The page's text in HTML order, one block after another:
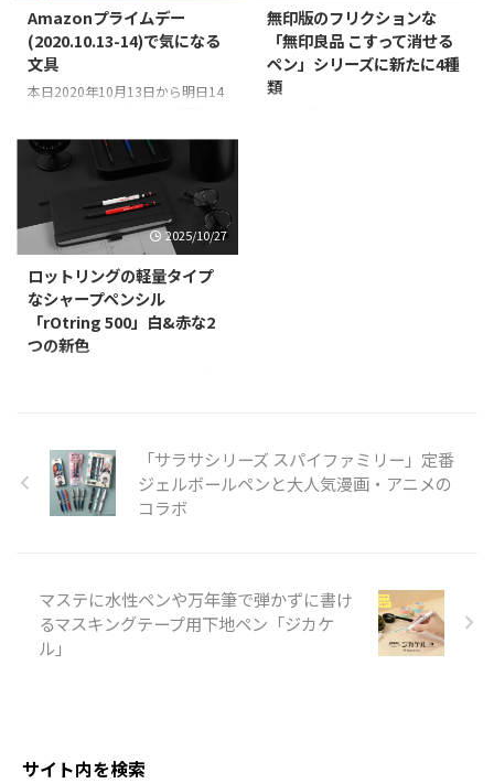
円））を2022年11月15日（火）
より数量限定で発売するというこ
とでご紹介。 『KeseLamé』は、
摩擦熱で筆跡を消去する「フリク
ション」シリーズで培った「消す
顔料インキの技術を組み合わせた
消せるラメボールペンです。ペン
後部の消去用ラバーで擦ることで
インキのベース色 ...
メックス)』が2019年9月27日よ
り発売されるということでご紹
介。 リンク LIMEX(ライメックス)
とは？ 軸の形状が懐かしのBOXY
ボールペンと酷似 リンク 昭和な
Amazonプライムデー
(2020.10.13-14)で気になる
文具
本日2020年10月13日から明日14
のプライム会員向けなセールであ
るAmazonプライムデー。 いつ
もAmazonのセールでは気になる
アイテムとして文具やメカ系等
色々なジャンルを紹介しておりま
すが、今回のエントリでは文具オ
ンリーのほぼペンで行きます！
タイムセールは数量限定なのでス
タート時間を載せて紹介、Prime
Dayセールは2日間の期間中ずっ
とセールな商品です。 タイムセ
無印版のフリクションな
「無印良品 こすって消せる
ペン」シリーズに新たに4種
類
このたび、書き損じても本 ...
2025/10/27
ロットリングの軽量タイプ
なシャープペンシル
「rOtring 500」白&赤な2
つの新色
始ということでご紹介。 軽やか
さを演出する「ホワイト」 鮮や
かさが目を引く「シャインレッ
れるでしょう。 ホワイト シャイ
ンレッド 「rOtring 500」5色のラ
インナップに 商品概要 商品名
rOtring 500 メカニカルペンシル
「サラサシリーズ スパイファミリー」定番
ジェルボールペンと大人気漫画・アニメの
コラボ
マステに水性ペンや万年筆で弾かずに書け
るマスキングテープ用下地ペン「ジカケ
ル」
サイト内を検索